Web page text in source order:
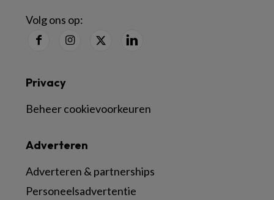
Volg ons op:
Adverteren
Adverteren & partnerships
Personeelsadvertentie
Privacy
Beheer cookievoorkeuren